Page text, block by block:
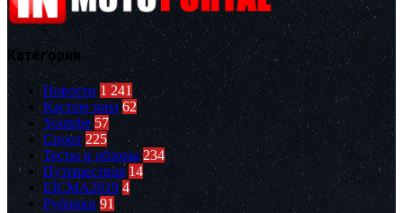
Категории
Новости 1 241
Кастом зона 62
Youtube 57
Спорт 225
Тесты и обзоры 234
Путешествия 14
EICMA2019 4
Рубрики 91